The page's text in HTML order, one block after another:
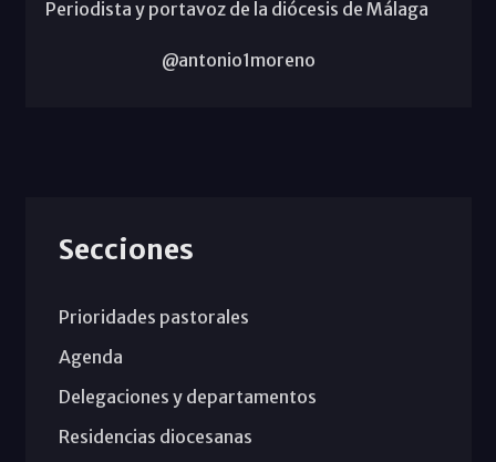
Periodista y portavoz de la diócesis de Málaga
@antonio1moreno
Secciones
Prioridades pastorales
Agenda
Delegaciones y departamentos
Residencias diocesanas